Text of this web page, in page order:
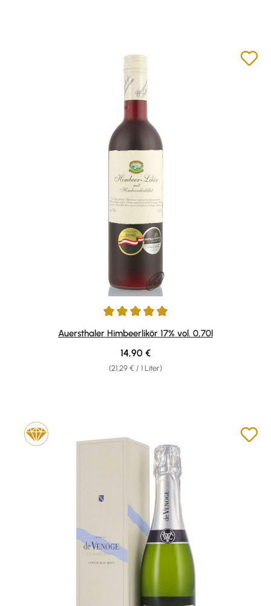
Durchschnittliche Bewertung von 4.94 von 5 Sternen
Auersthaler Himbeerlikör 17% vol. 0,70l
(21,29 € / 1 Liter)
Regulärer Preis:
14,90 €